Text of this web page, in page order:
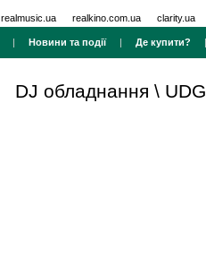
realmusic.ua realkino.com.ua clarity.ua
| Новини та події| Де купити?
DJ обладнання \ UDG